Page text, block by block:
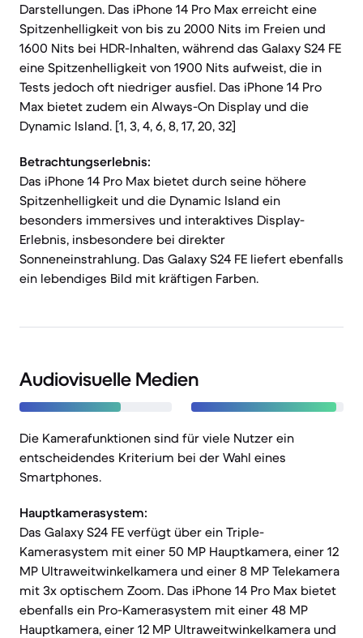
Darstellungen. Das iPhone 14 Pro Max erreicht eine
Spitzenhelligkeit von bis zu 2000 Nits im Freien und
1600 Nits bei HDR-Inhalten, während das Galaxy S24 FE
eine Spitzenhelligkeit von 1900 Nits aufweist, die in
Tests jedoch oft niedriger ausfiel. Das iPhone 14 Pro
Max bietet zudem ein Always-On Display und die
Dynamic Island. [1, 3, 4, 6, 8, 17, 20, 32]
Betrachtungserlebnis:
Das iPhone 14 Pro Max bietet durch seine höhere
Spitzenhelligkeit und die Dynamic Island ein
besonders immersives und interaktives Display-
Erlebnis, insbesondere bei direkter
Sonneneinstrahlung. Das Galaxy S24 FE liefert ebenfalls
ein lebendiges Bild mit kräftigen Farben.
Audiovisuelle Medien
Die Kamerafunktionen sind für viele Nutzer ein
entscheidendes Kriterium bei der Wahl eines
Smartphones.
Hauptkamerasystem:
Das Galaxy S24 FE verfügt über ein Triple-
Kamerasystem mit einer 50 MP Hauptkamera, einer 12
MP Ultraweitwinkelkamera und einer 8 MP Telekamera
mit 3x optischem Zoom. Das iPhone 14 Pro Max bietet
ebenfalls ein Pro-Kamerasystem mit einer 48 MP
Hauptkamera, einer 12 MP Ultraweitwinkelkamera und